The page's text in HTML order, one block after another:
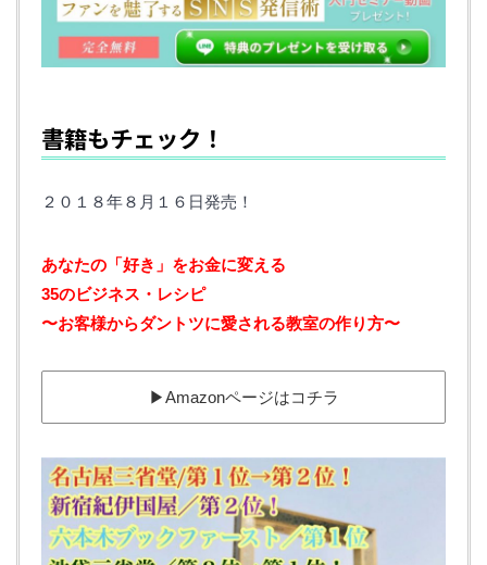
書籍もチェック！
２０１８年８月１６日発売！
あなたの「好き」をお金に変える‬ ‪
35のビジネス・レシピ‬
‪〜お客様からダントツに愛される教室の作り方〜
▶︎Amazonページはコチラ